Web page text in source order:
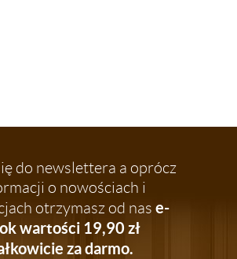
do newslettera a oprócz
o nowościach i
otrzymasz od nas e-
wartości 19,90 zł
za darmo.